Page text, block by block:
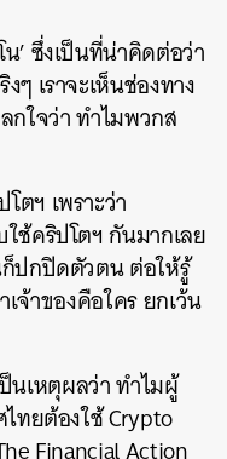
’ ซึ่งเป็นที่น่าคิดต่อว่า
เราจะเห็นช่องทาง
ใจว่า ทำไมพวกส
ตฯ เพราะว่า
ช้คริปโตฯ กันมากเลย
ปกปิดตัวตน ต่อให้รู้
จ้าของคือใคร ยกเว้น
นเหตุผลว่า ทำไมผู้
ทยต้องใช้ Crypto
Financial Action
EMAIL